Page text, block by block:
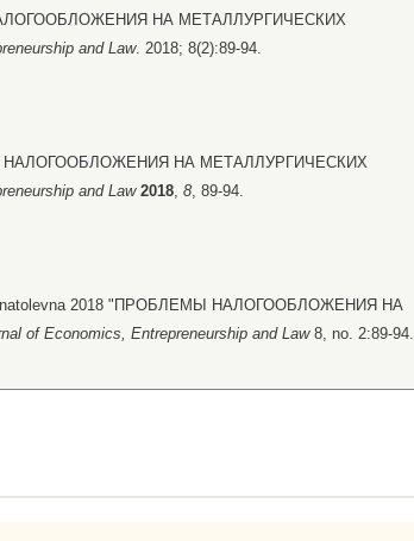
НА МЕТАЛЛУРГИЧЕСКИХ
and Law. 2018; 8(2):89-94.
НАЛОГООБЛОЖЕНИЯ НА МЕТАЛЛУРГИЧЕСКИХ
and Law 2018, 8, 89-94.
Anatolevna 2018 "ПРОБЛЕМЫ НАЛОГООБЛОЖЕНИЯ НА
of Economics, Entrepreneurship and Law 8, no. 2:89-94.